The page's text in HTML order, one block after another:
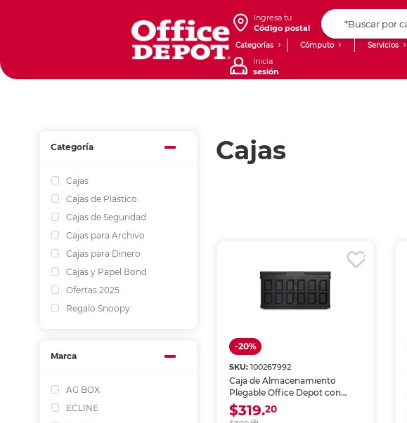
Ingresa tu
Código postal
Categorías Cómputo Servicios
Inicia
sesión
Categoría
Cajas
Cajas de Plástico
Cajas de Seguridad
Cajas para Archivo
Cajas para Dinero
Cajas y Papel Bond
Ofertas 2025
Regalo Snoopy
Marca
AG BOX
ECLINE
Cajas
-20%
SKU:100267992
Caja de Almacenamiento
Plegable Office Depot con
Asas 30L Negra
$319.20